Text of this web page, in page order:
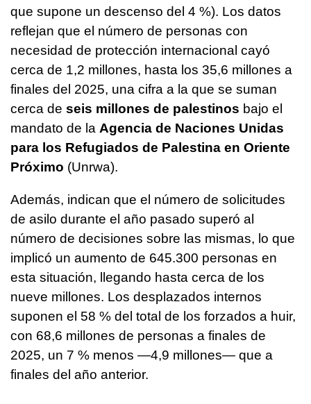
que supone un descenso del 4 %). Los datos
reflejan que el número de personas con
necesidad de protección internacional cayó
cerca de 1,2 millones, hasta los 35,6 millones a
finales del 2025, una cifra a la que se suman
cerca de seis millones de palestinos bajo el
mandato de la Agencia de Naciones Unidas
para los Refugiados de Palestina en Oriente
Próximo (Unrwa).
Además, indican que el número de solicitudes
de asilo durante el año pasado superó al
número de decisiones sobre las mismas, lo que
implicó un aumento de 645.300 personas en
esta situación, llegando hasta cerca de los
nueve millones. Los desplazados internos
suponen el 58 % del total de los forzados a huir,
con 68,6 millones de personas a finales de
2025, un 7 % menos —4,9 millones— que a
finales del año anterior.